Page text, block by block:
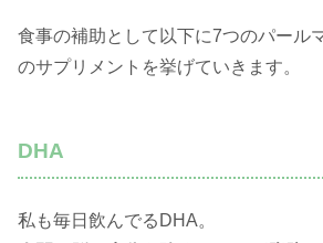
食事の補助として以下に7つのパール
のサプリメントを挙げていきます。
DHA
私も毎日飲んでるDHA。